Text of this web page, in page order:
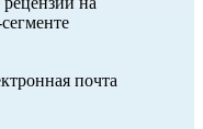
почта